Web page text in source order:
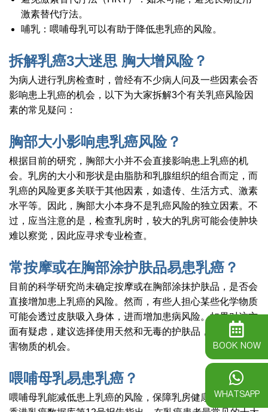
激素替代疗法。
哺乳：喂哺母乳可以有助于降低患乳癌的风险。
拆解乳癌3大迷思 胸大增风险？
为病人进行乳房检查时，曾经有不少病人问及一些因素会否
影响患上乳癌的机会，以下为大家拆解3个有关乳癌风险因
素的常见疑问：
胸部大小影响患乳癌风险？
根据目前的研究，胸部大小并不会直接影响患上乳癌的机
会。乳房的大小和形状是由脂肪和乳腺组织的组合而定，而
乳癌的风险更多关联于其他因素，如遗传、生活方式、激素
水平等。因此，胸部大小本身不是乳癌风险的独立因素。不
过，应当注意的是，检查乳房时，较大的乳房可能会使肿块
难以察觉，因此应寻求专业检查。
常按摩或在胸部涂护肤品易患乳癌？
目前的科学研究尚未确定按摩或在胸部涂抹护肤品，是否会
直接增加患上乳癌的风险。然而，有些人担心某些化学物质
可能会透过皮肤吸入身体，进而增加患病风险。如果对这方
面有疑虑，建议选择使用天然和无毒的护肤品，减少接触有
害物质的机会。
喂哺母乳易患乳癌？
喂哺母乳能减低患上乳癌的风险，保障乳房健康。2020年
BOOK NOW
WHATSAPP